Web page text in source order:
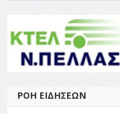
ΡΟΉ ΕΙΔΉΣΕΩΝ